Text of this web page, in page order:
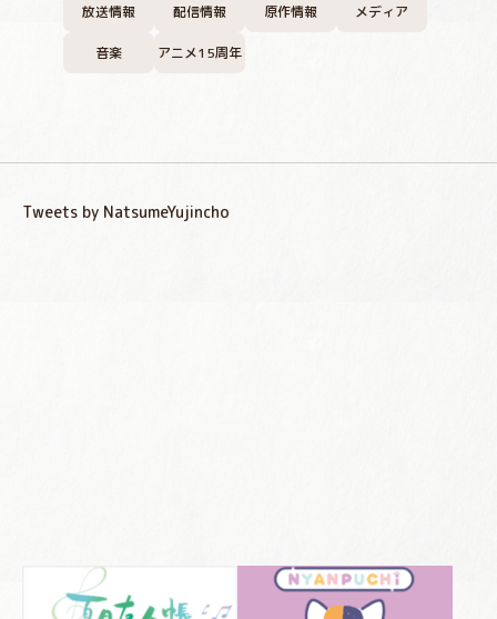
放送情報 配信情報 原作情報 メディア
音楽 アニメ15周年
Tweets by NatsumeYujincho